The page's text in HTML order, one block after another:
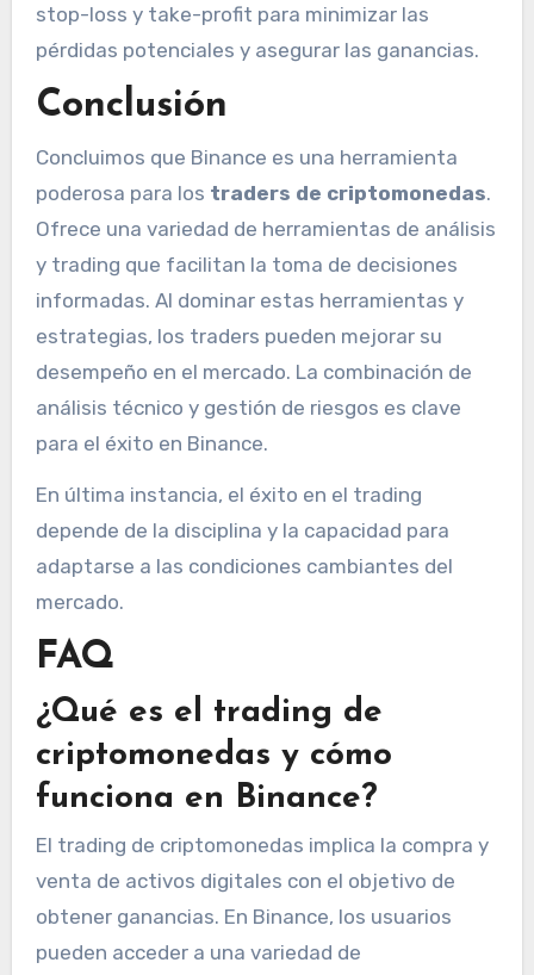
stop-loss y take-profit para minimizar las
pérdidas potenciales y asegurar las ganancias.
Conclusión
Concluimos que Binance es una herramienta
poderosa para los traders de criptomonedas.
Ofrece una variedad de herramientas de análisis
y trading que facilitan la toma de decisiones
informadas. Al dominar estas herramientas y
estrategias, los traders pueden mejorar su
desempeño en el mercado. La combinación de
análisis técnico y gestión de riesgos es clave
para el éxito en Binance.
En última instancia, el éxito en el trading
depende de la disciplina y la capacidad para
adaptarse a las condiciones cambiantes del
mercado.
FAQ
¿Qué es el trading de
criptomonedas y cómo
funciona en Binance?
El trading de criptomonedas implica la compra y
venta de activos digitales con el objetivo de
obtener ganancias. En Binance, los usuarios
pueden acceder a una variedad de